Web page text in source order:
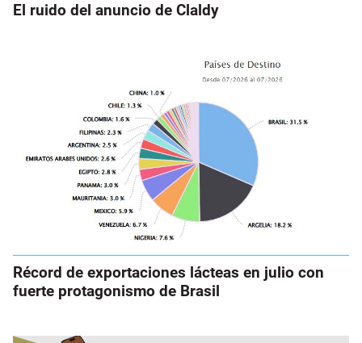
El ruido del anuncio de Claldy
Récord de exportaciones lácteas en julio con
fuerte protagonismo de Brasil